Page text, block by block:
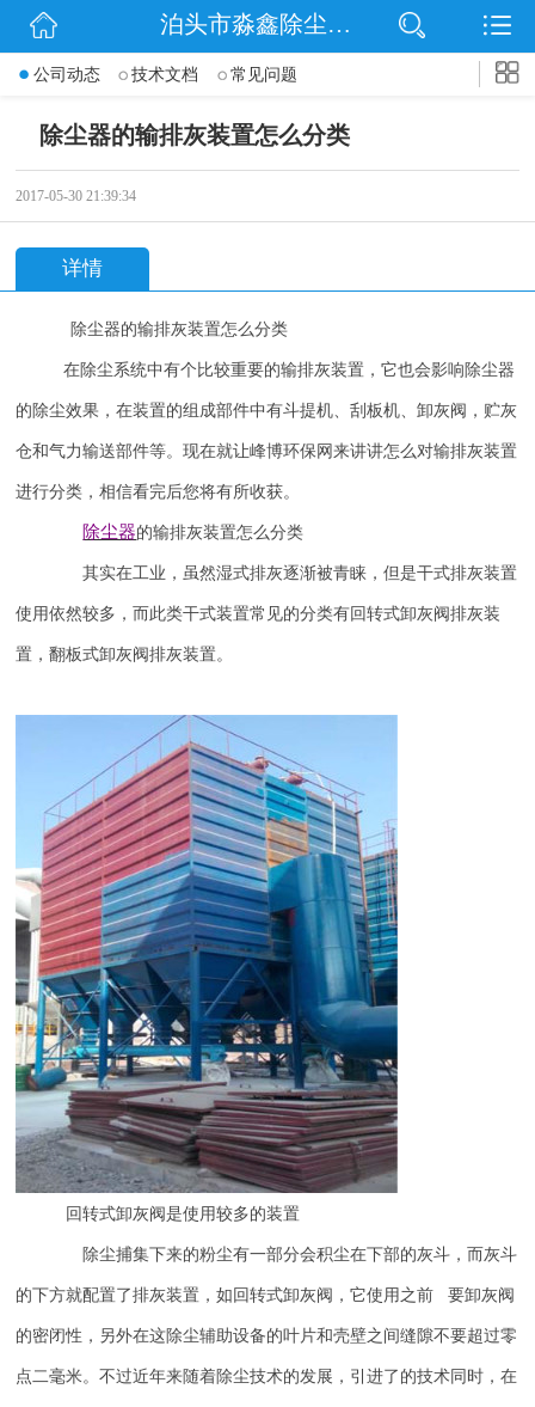
网站首页
公司动态
泊头市淼鑫除尘配件销售处
公司动态 技术文档 常见问题
除尘器的输排灰装置怎么分类
2017-05-30 21:39:34
详情
除尘器的输排灰装置怎么分类
在除尘系统中有个比较重要的输排灰装置，它也会影响除尘器
的除尘效果，在装置的组成部件中有斗提机、刮板机、卸灰阀，贮灰
仓和气力输送部件等。现在就让峰博环保网来讲讲怎么对输排灰装置
进行分类，相信看完后您将有所收获。
除尘器的输排灰装置怎么分类
其实在工业，虽然湿式排灰逐渐被青睐，但是干式排灰装置
使用依然较多，而此类干式装置常见的分类有回转式卸灰阀排灰装
置，翻板式卸灰阀排灰装置。
回转式卸灰阀是使用较多的装置
除尘捕集下来的粉尘有一部分会积尘在下部的灰斗，而灰斗
的下方就配置了排灰装置，如回转式卸灰阀，它使用之前 要卸灰阀
的密闭性，另外在这除尘辅助设备的叶片和壳壁之间缝隙不要超过零
点二毫米。不过近年来随着除尘技术的发展，引进了的技术同时，在